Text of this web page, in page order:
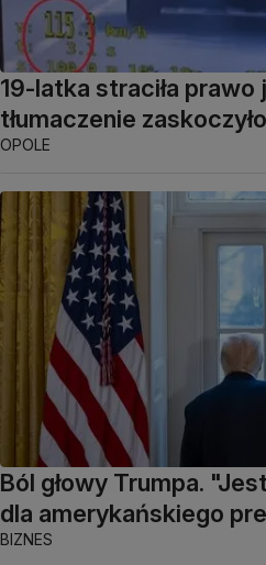
19-latka straciła prawo
tłumaczenie
OPOLE
Ból głowy Trumpa.
dla amerykańskiego
BIZNES